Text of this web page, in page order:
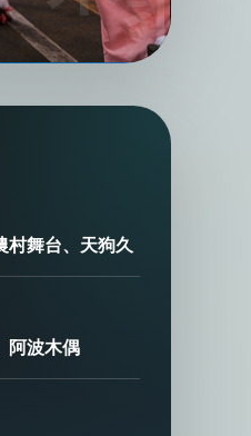
村舞台、天狗久
阿波木偶